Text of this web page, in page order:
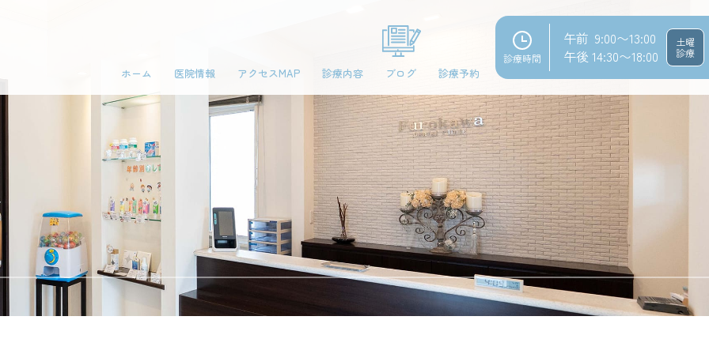
診療時間
午前 9:00〜13:00
午後 14:30〜18:00
土曜
診療
ホーム 医院情報 アクセスMAP 診療内容 ブログ 診療予約